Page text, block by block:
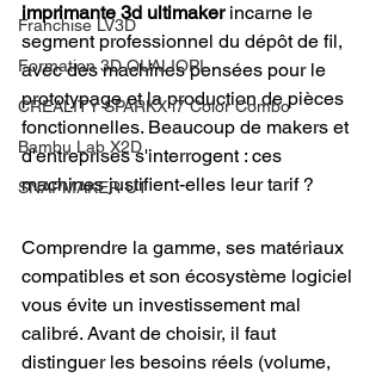
Franchise LV3D
Formation 3D QUALIOPI
CREALITY SPARKX i7 Color Combo
Bambu Lab X2D
SNAPMAKER U1
imprimante 3d ultimaker incarne le
segment professionnel du dépôt de fil,
avec des machines pensées pour le
prototypage et la production de pièces
fonctionnelles. Beaucoup de makers et
d'entreprises s'interrogent : ces
machines justifient-elles leur tarif ?
Comprendre la gamme, ses matériaux
compatibles et son écosystème logiciel
vous évite un investissement mal
calibré. Avant de choisir, il faut
distinguer les besoins réels (volume,